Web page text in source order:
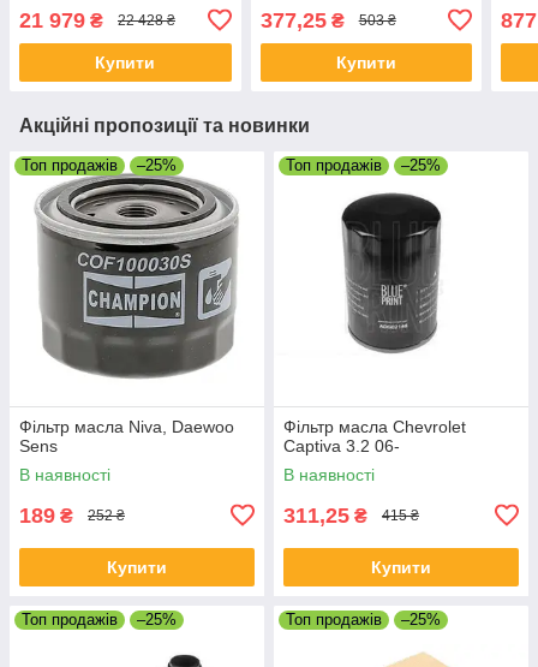
21 979 ₴ 22 428 ₴
Купити
377,25₴ 503 ₴
Купити
Акційні пропозиції та новинки
Топ продажів –25%
Фільтр масла Niva, Daewoo
Sens
В наявності
189 ₴ 252 ₴
Купити
Топ продажів –25%
Фільтр масла Chevrolet
Captiva 3.2 06-
В наявності
311,25 ₴ 415 ₴
Купити
Топ продажів –25% Топ продажів –25%